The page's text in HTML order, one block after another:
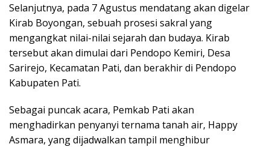
Selanjutnya, pada 7 Agustus mendatang akan digelar
Kirab Boyongan, sebuah prosesi sakral yang
mengangkat nilai-nilai sejarah dan budaya. Kirab
tersebut akan dimulai dari Pendopo Kemiri, Desa
Sarirejo, Kecamatan Pati, dan berakhir di Pendopo
Kabupaten Pati.
Sebagai puncak acara, Pemkab Pati akan
menghadirkan penyanyi ternama tanah air, Happy
Asmara, yang dijadwalkan tampil menghibur